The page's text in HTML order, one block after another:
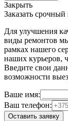
Закрыть
Заказать
Для улучшения
виды ремонтов мы
рамках нашего
наших курьеров,
Введите свои
возможности
Ваше имя:
Ваш телефон:
Оставить заявку